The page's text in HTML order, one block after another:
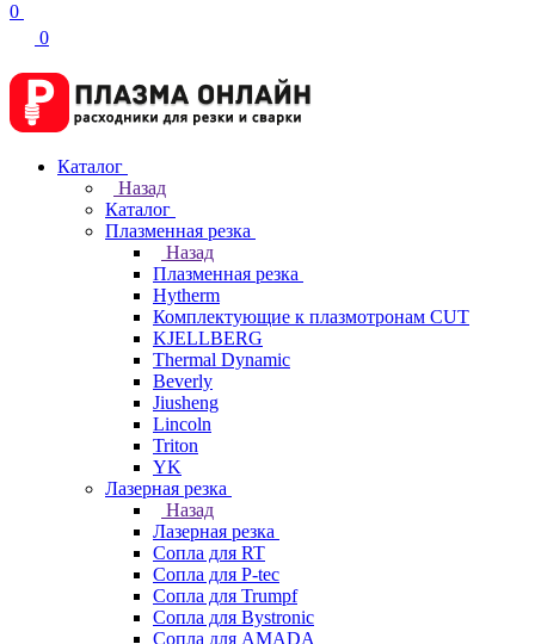
0
0
Каталог
Назад
Каталог
Плазменная резка
Назад
Плазменная резка
Hytherm
Комплектующие к плазмотронам CUT
KJELLBERG
Thermal Dynamic
Beverly
Jiusheng
Lincoln
Triton
YK
Лазерная резка
Назад
Лазерная резка
Сопла для RT
Сопла для P-tec
Сопла для Trumpf
Сопла для Bystronic
Сопла для AMADA